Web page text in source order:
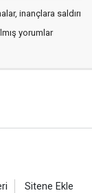
inançlara saldırı
yorumlar
Sitene Ekle